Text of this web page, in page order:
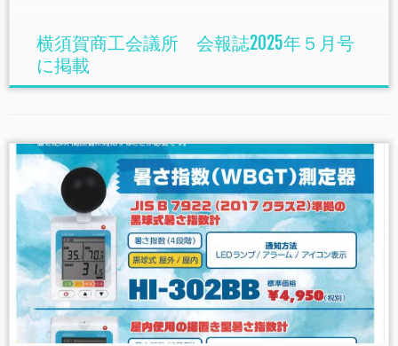
横須賀商工会議所 会報誌2025年５月号
に掲載